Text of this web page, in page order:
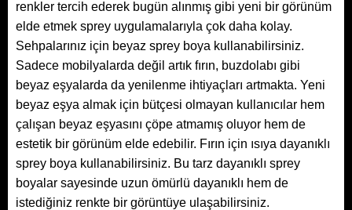
renkler tercih ederek bugün alınmış gibi yeni bir görünüm
elde etmek sprey uygulamalarıyla çok daha kolay.
Sehpalarınız için beyaz sprey boya kullanabilirsiniz.
Sadece mobilyalarda değil artık fırın, buzdolabı gibi
beyaz eşyalarda da yenilenme ihtiyaçları artmakta. Yeni
beyaz eşya almak için bütçesi olmayan kullanıcılar hem
çalışan beyaz eşyasını çöpe atmamış oluyor hem de
estetik bir görünüm elde edebilir. Fırın için ısıya dayanıklı
sprey boya kullanabilirsiniz. Bu tarz dayanıklı sprey
boyalar sayesinde uzun ömürlü dayanıklı hem de
istediğiniz renkte bir görüntüye ulaşabilirsiniz.